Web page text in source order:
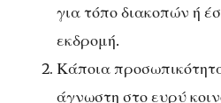
για τόπο διακοπών ή
εκδρομή.
Κάποια
άγνωστη στο ευρύ